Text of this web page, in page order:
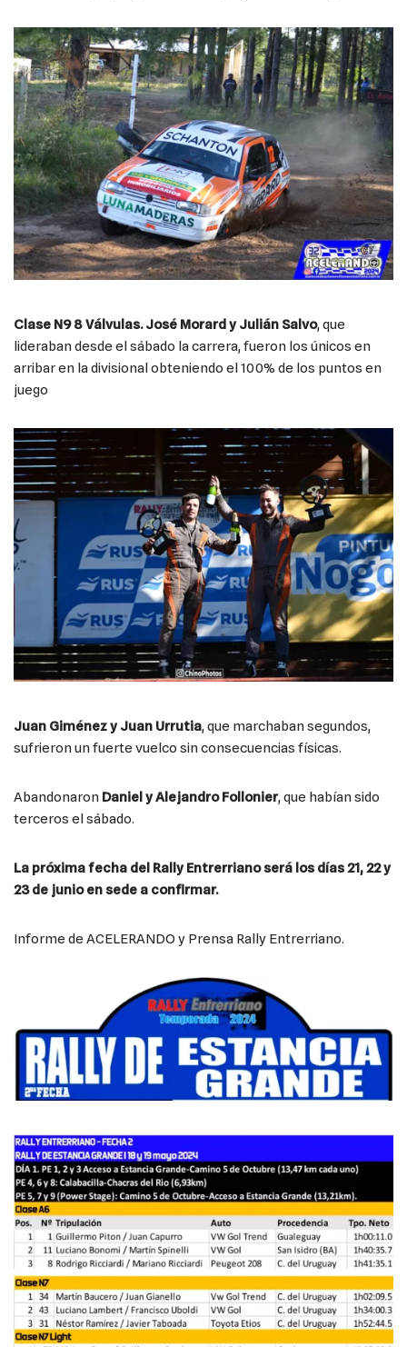
Clase N9 8 Válvulas. José Morard y Julián Salvo, que
lideraban desde el sábado la carrera, fueron los únicos en
arribar en la divisional obteniendo el 100% de los puntos en
juego
Juan Giménez y Juan Urrutia, que marchaban segundos,
sufrieron un fuerte vuelco sin consecuencias físicas.
Abandonaron Daniel y Alejandro Follonier, que habían sido
terceros el sábado.
La próxima fecha del Rally Entrerriano será los días 21, 22 y
23 de junio en sede a confirmar.
Informe de ACELERANDO y Prensa Rally Entrerriano.